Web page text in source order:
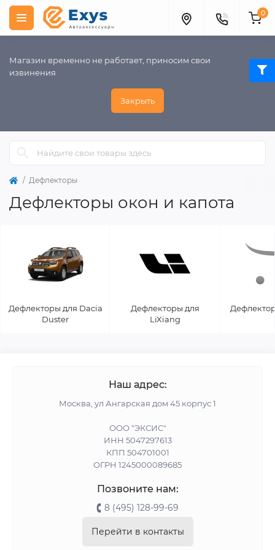
Магазин временно не работает, приносим свои
извинения
Закрыть
0
Дефлекторы
Дефлекторы окон и капота
Дефлекторы для Dacia
Duster
Дефлекторы для
LiXiang
Наш адрес:
Москва, ул Ангарская дом 45 корпус 1
ООО "ЭКСИС"
ИНН 5047297613
КПП 504701001
ОГРН 1245000089685
Позвоните нам:
8 (495) 128-99-69
Перейти в контакты